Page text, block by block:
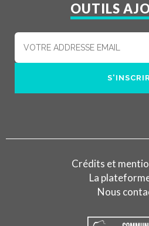
OUTILS
Crédits et
La
Nous